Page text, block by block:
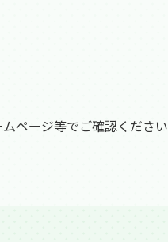
ページ等でご確認ください